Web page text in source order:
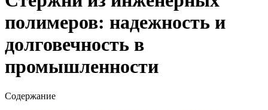
полимеров: надежность и
долговечность в
промышленности
Содержание